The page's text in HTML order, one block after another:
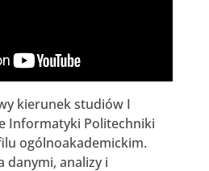
kierunek studiów I
Informatyki Politechniki
ogólnoakademickim.
danymi, analizy i